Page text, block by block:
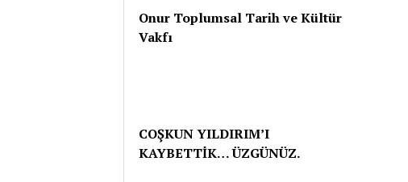
Onur Toplumsal Tarih ve Kültür
Vakfı
COŞKUN YILDIRIM’I
KAYBETTİK… ÜZGÜNÜZ.